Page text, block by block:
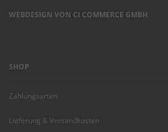
WEBDESIGN VON CI COMMERCE GMBH
SHOP
Zahlungsarten
Lieferung & Versandkosten